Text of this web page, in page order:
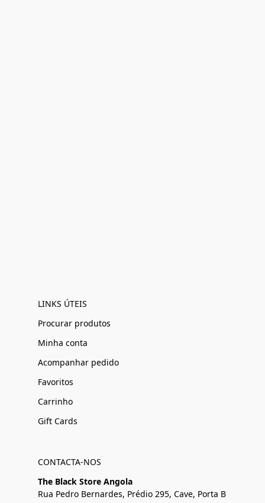
LINKS ÚTEIS
Procurar produtos
Minha conta
Acompanhar pedido
Favoritos
Carrinho
Gift Cards
CONTACTA-NOS
The Black Store Angola
Rua Pedro Bernardes, Prédio 295, Cave, Porta B